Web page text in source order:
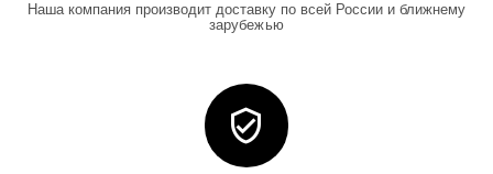
Наша компания производит доставку по всей России и ближнему
зарубежью